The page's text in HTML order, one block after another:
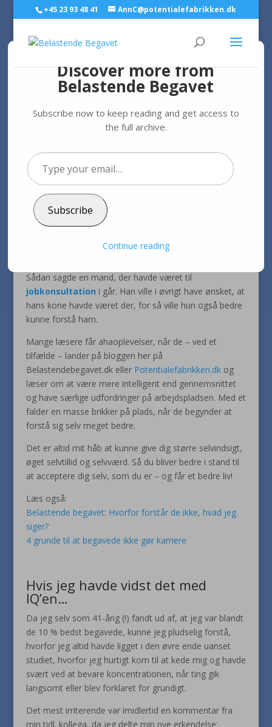
+45 23 93 48 41 AnnC@potentialefabrikken.dk
Selvindsigt: Hvis bare jeg
havde vidst det noget
afAnn C. Schødt|5. apr 2023|Personlig udvikling
Foto: Ann C. Schødt
“Hvis bare jeg havde vidst det for
Sådan sagde en mand, der havde været til
jobkonsultation i går. Han ville i øvrigt have ønsket, at
hans kone havde været der, for så ville hun også bedre
kunne forstå ham.
Mange læsere får ahaoplevelser, når de – ved et
tilfælde – lander på bloggen her på
Belastendebegavet.dk eller Potentialefabrikken.dkog
læser om at være mere intelligent end gennemsnittet
og have særlige udfordringer på arbejdspladsen. Med et
falder en masse brikker på plads, når de begynder at
forstå sig selv meget bedre.
Det er altid mit håb at kunne give dig større selvindsigt,
øget selvtillid og selvværd. Så du bliver bedre i stand til
at acceptere dig selv, som du er – og får et bedre liv!
Læs også:
Belastende begavet: Hvorfor forstår de ikke, hvad jeg
siger?
4 grunde til at begavede ikke gør karriere
Hvis jeg havde vidst det med
IQ’en…
Da jeg selv som 41-årig (!) fandt ud af, at jeg var blandt
de 10 % bedst begavede, kunne jeg pludselig forstå,
hvorfor jeg altid havde ligget i den øvre ende uanset
studiet, hvorfor jeg hurtigt kom til at kede mig og havde
svært ved at bevare koncentrationen, når ting gik
langsomt eller blev forklaret for grundigt.
Det mest irriterende var imidlertid en kommentar fra
min tidl. kollega, da jeg delte min nye erkendelse:
Discover more from
Belastende Begavet
Subscribe now to keep reading and get access to
the full archive.
Type
your
email…
Subscribe
Continue reading